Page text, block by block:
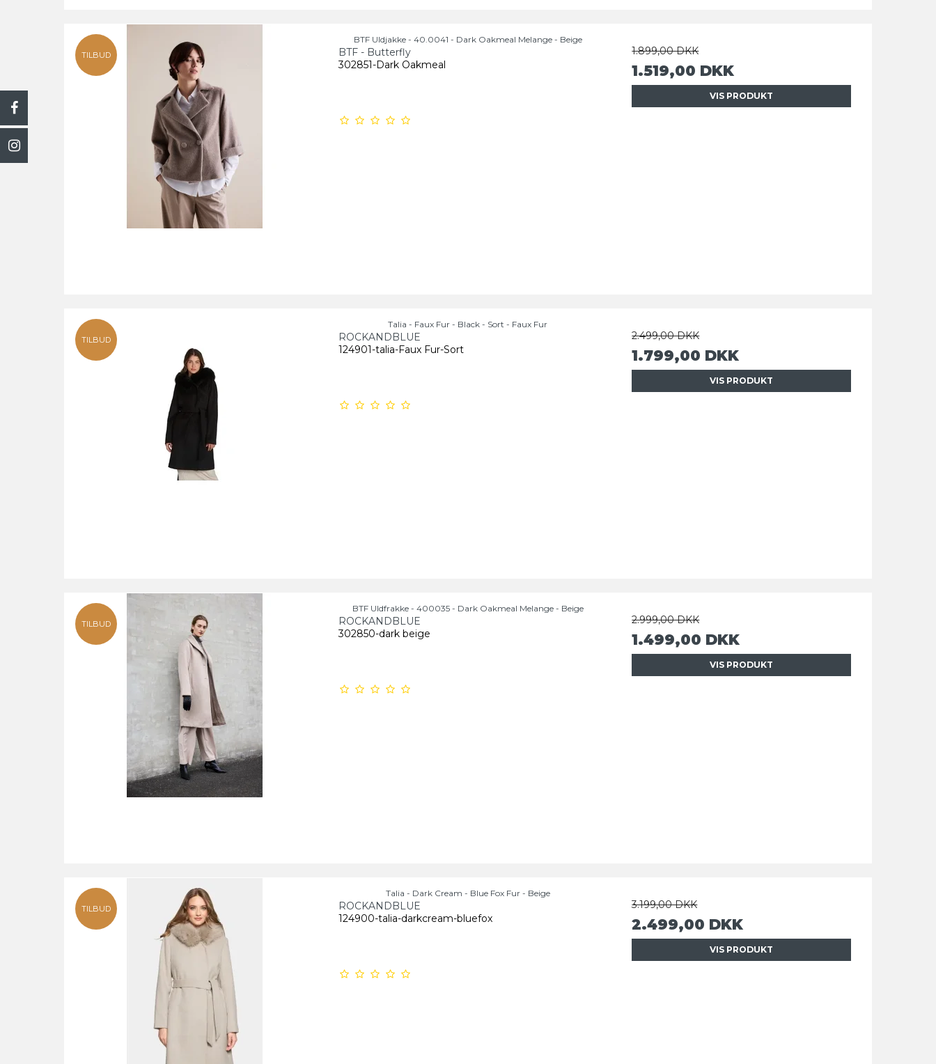
TILBUD
BTF Uldjakke - 40.0041 - Dark Oakmeal Melange - Beige
BTF - Butterfly
302851-Dark Oakmeal
1.899,00 DKK
1.519,00 DKK
VIS PRODUKT
TILBUD
Talia - Faux Fur - Black - Sort - Faux Fur
ROCKANDBLUE
124901-talia-Faux Fur-Sort
2.499,00 DKK
1.799,00 DKK
VIS PRODUKT
TILBUD
BTF Uldfrakke - 400035 - Dark Oakmeal Melange - Beige
ROCKANDBLUE
302850-dark beige
2.999,00 DKK
1.499,00 DKK
VIS PRODUKT
TILBUD
Talia - Dark Cream - Blue Fox Fur - Beige
ROCKANDBLUE
124900-talia-darkcream-bluefox
3.199,00 DKK
2.499,00 DKK
VIS PRODUKT